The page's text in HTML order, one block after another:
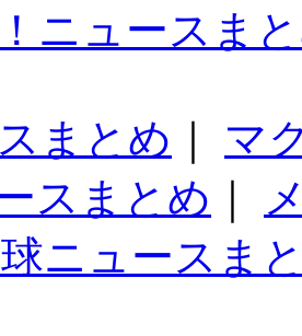
ニュースま
まとめ
マ
スまとめ
ニュースま